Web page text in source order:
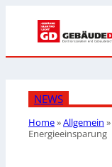
NEWS
Home»Allgemein »
Energieeinsparung